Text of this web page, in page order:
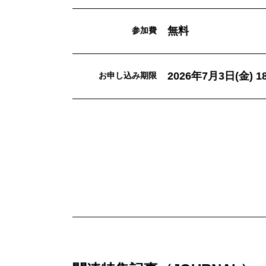
参加費 無料
お申し込み期限 2026年7月3日(金)